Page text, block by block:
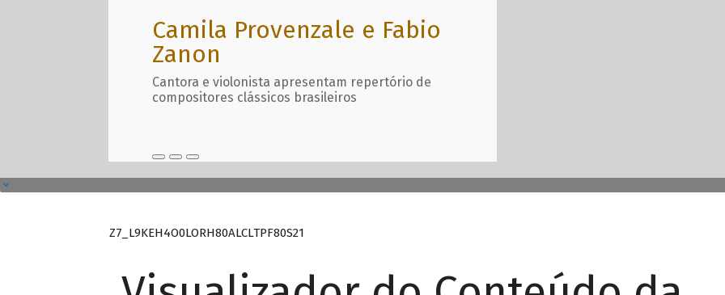
Camila Provenzale e Fabio
Zanon
Cantora e violonista apresentam repertório de
compositores clássicos brasileiros
Z7_L9KEH4O0LORH80ALCLTPF80S21